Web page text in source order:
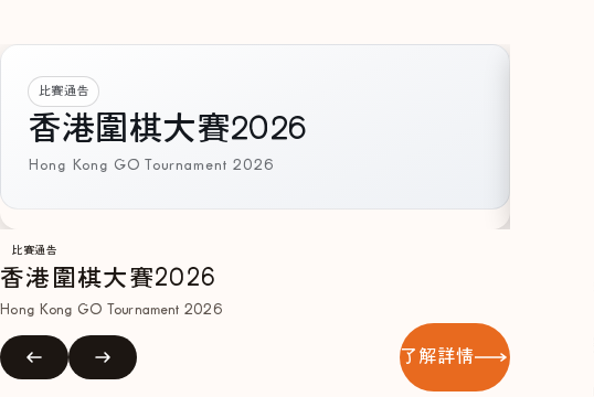
比賽通告
香港圍棋大賽2026
Hong Kong GO Tournament 2026
香
比賽通告
香港圍棋大賽2026
Hong Kong GO Tournament 2026
了解詳情
冬季公開賽頒獎典禮